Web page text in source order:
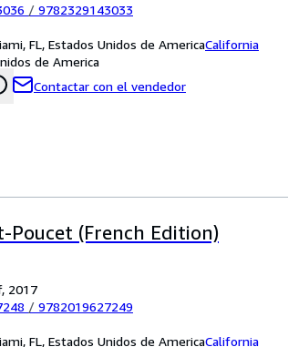
/ 9782329143033
FL, Estados Unidos de AmericaCalifornia
de America
Contactar con el vendedor
Poucet (French Edition)
2017
/ 9782019627249
FL, Estados Unidos de AmericaCalifornia